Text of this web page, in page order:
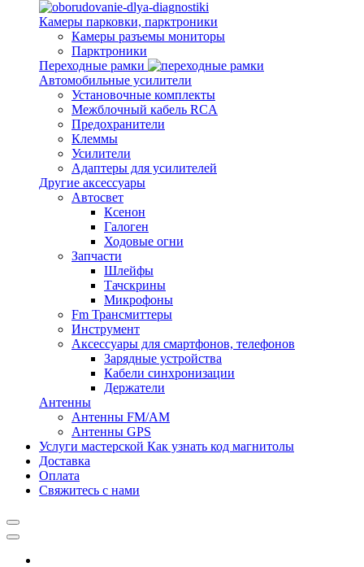
Камеры парковки, парктроники
Камеры разъемы мониторы
Парктроники
Переходные рамки
Автомобильные усилители
Установочные комплекты
Межблочный кабель RCA
Предохранители
Клеммы
Усилители
Адаптеры для усилителей
Другие аксессуары
Автосвет
Ксенон
Галоген
Ходовые огни
Запчасти
Шлейфы
Тачскрины
Микрофоны
Fm Трансмиттеры
Инструмент
Аксессуары для смартфонов, телефонов
Зарядные устройства
Кабели синхронизации
Держатели
Антенны
Антенны FM/AM
Антенны GPS
Услуги мастерской Как узнать код магнитолы
Доставка
Оплата
Свяжитесь с нами